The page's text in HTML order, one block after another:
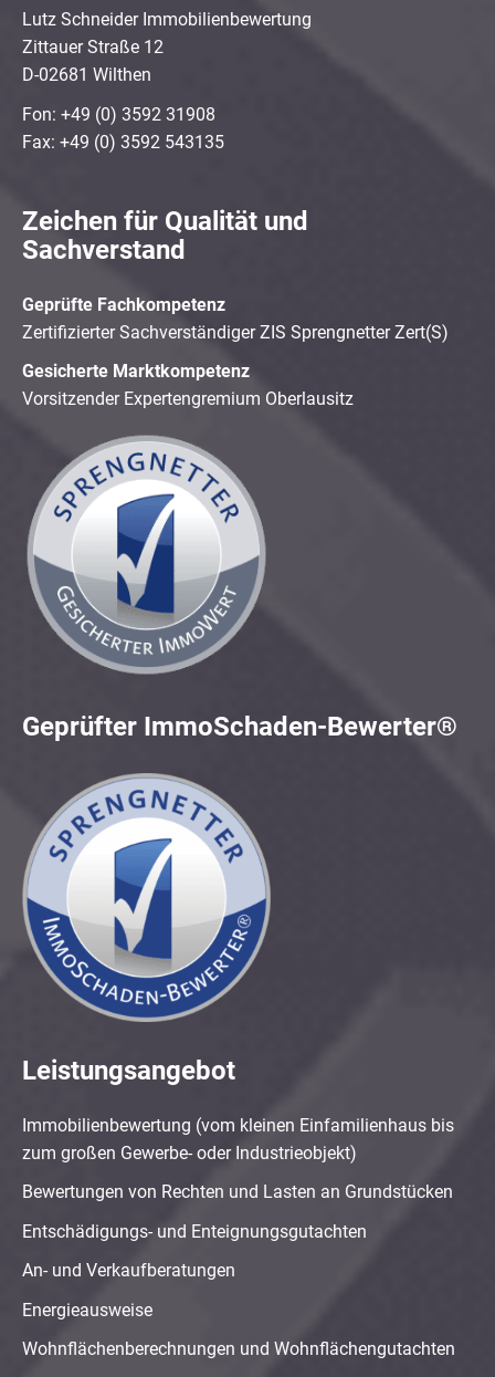
Lutz Schneider Immobilienbewertung
Zittauer Straße 12
D-02681 Wilthen
Fon: +49 (0) 3592 31908
Fax: +49 (0) 3592 543135
Zeichen für Qualität und
Sachverstand
Geprüfte Fachkompetenz
Zertifizierter Sachverständiger ZIS Sprengnetter Zert(S)
Gesicherte Marktkompetenz
Vorsitzender Expertengremium Oberlausitz
Geprüfter ImmoSchaden-Bewerter®
Leistungsangebot
Immobilienbewertung (vom kleinen Einfamilienhaus bis
zum großen Gewerbe- oder Industrieobjekt)
Bewertungen von Rechten und Lasten an Grundstücken
Entschädigungs- und Enteignungsgutachten
An- und Verkaufberatungen
Energieausweise
Wohnflächenberechnungen und Wohnflächengutachten